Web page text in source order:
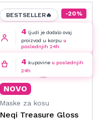
4 ljudi je dodalo ovaj
proizvod u korpu u
poslednjih 24h
4 kupovineu poslednjih
24h
BESTSELLER🔥
NOVO
-20%
Maske za kosu
Neqi Treasure Gloss